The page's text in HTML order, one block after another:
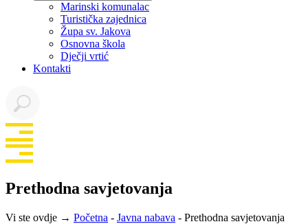
Marinski komunalac
Turistička zajednica
Župa sv. Jakova
Osnovna škola
Dječji vrtić
Kontakti
Prethodna savjetovanja
Vi ste ovdje → Početna - Javna nabava - Prethodna savjetovanja